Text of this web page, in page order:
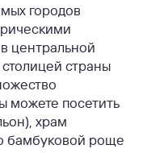
городов
центральной
страны
можете посетить
храм
бамбуковой роще